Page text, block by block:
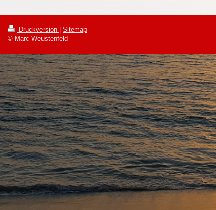
Druckversion
Sitemap
© Marc Weustenfeld